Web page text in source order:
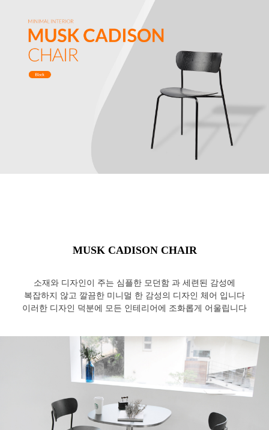
MUSK CADISON CHAIR
소재와 디자인이 주는 심플한 모던함 과 세련된 감성에
복잡하지 않고 깔끔한 미니멀 한 감성의 디자인 체어 입니다
이러한 디자인 덕분에 모든 인테리어에 조화롭게 어울립니다